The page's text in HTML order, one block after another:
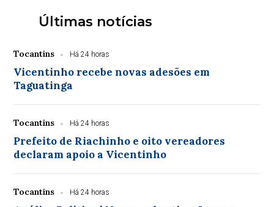
Últimas notícias
Tocantins Há 24 horas
Vicentinho recebe novas adesões em
Taguatinga
Tocantins Há 24 horas
Prefeito de Riachinho e oito vereadores
declaram apoio a Vicentinho
Tocantins Há 24 horas